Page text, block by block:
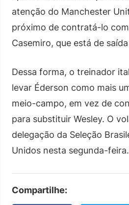
atenção do Manchester
próximo de contratá-lo
Casemiro, que está de
Dessa forma, o treinador
levar Éderson como mais
meio-campo, em vez de
para substituir Wesley. O
delegação da Seleção
Unidos nesta segunda-feira.
Compartilhe: